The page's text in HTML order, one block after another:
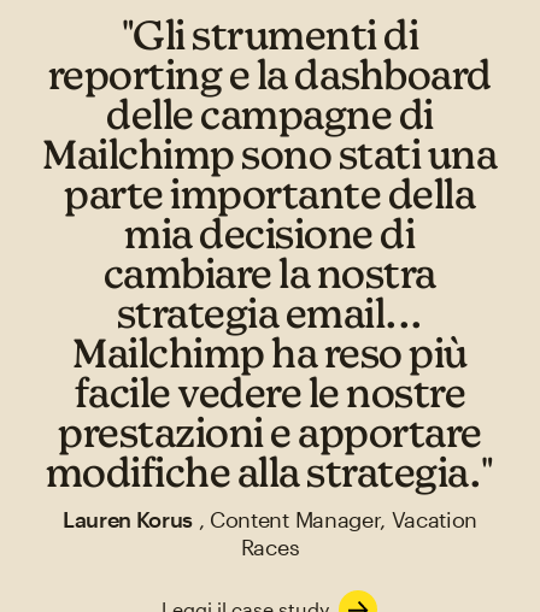
"Gli strumenti di
reporting e la dashboard
delle campagne di
Mailchimp sono stati una
parte importante della
mia decisione di
cambiare la nostra
strategia email...
Mailchimp ha reso più
facile vedere le nostre
prestazioni e apportare
modifiche alla strategia."
Lauren Korus , Content Manager, Vacation
Races